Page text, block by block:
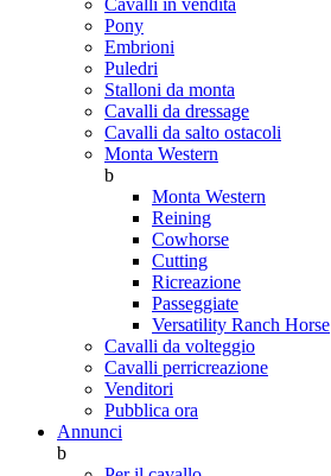
Cavalli in vendita
Pony
Embrioni
Puledri
Stalloni da monta
Cavalli da dressage
Cavalli da salto ostacoli
Monta Western
b
Monta Western
Reining
Cowhorse
Cutting
Ricreazione
Passeggiate
Versatility Ranch Horse
Cavalli da volteggio
Cavalli perricreazione
Venditori
Pubblica ora
Annunci
b